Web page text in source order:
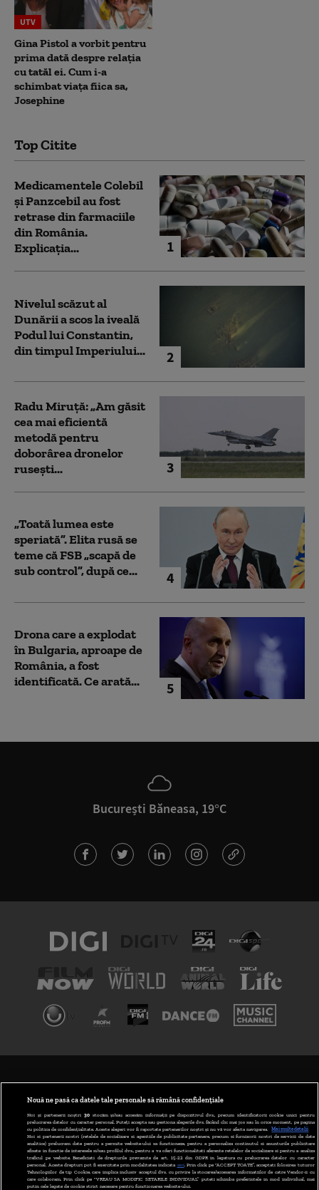
UTV
Gina Pistol a vorbit pentru
prima dată despre relația
cu tatăl ei. Cum i-a
schimbat viața fiica sa,
Josephine
Top Citite
1
Medicamentele Colebil
și Panzcebil au fost
retrase din farmaciile
din România.
Explicația...
2
Nivelul scăzut al
Dunării a scos la iveală
Podul lui Constantin,
din timpul Imperiului...
3
Radu Miruță: „Am găsit
cea mai eficientă
metodă pentru
doborârea dronelor
rusești...
4
„Toată lumea este
speriată”. Elita rusă se
teme că FSB „scapă de
sub control”, după ce...
5
Drona care a explodat
în Bulgaria, aproape de
România, a fost
identificată. Ce arată...
București Băneasa, 19°C
ABONARE DIGI TV
GESTIONAȚI PREFERINȚELE
CODUL DIGI24
Nouă ne pasă ca datele tale personale să rămână confidențiale
Noi și partenerii noștri 30stocăm și/sau accesăm informații pe dispozitivul dvs., precum identificatorii cookie unici pentru
prelucrarea datelor cu caracter personal. Puteți accepta sau gestiona alegerile dvs. făcând clic mai jos sau în orice moment, pe pagina
cu politica de confidențialitate. Aceste alegeri vor fi raportate partenerilor noștri și nu vă vor afecta navigarea.
Mai multe detalii
Noi si partenerii nostri (retelele de socializare si agentiile de publicitate partenere, precum si furnizorii nostri de servicii de date
analitice) prelucram date pentru a permite website-ului sa functioneze, pentru a personaliza continutul si anunturile publicitare
afisate in functie de interesele si/sau profilul dvs., pentru a va oferi functionalitati aferente retelelor de socializare si pentru a analiza
traficul pe website. Beneficiati de drepturile prevazute de art. 15-22 din GDPR in legatura cu prelucrarea datelor cu caracter
personal. Aceste drepturi pot fi exercitate prin modalitatea indicata aici. Prin click pe “ACCEPT TOATE”, acceptati folosirea tuturor
Tehnologiilor de tip Cookie, care implica inclusiv acceptul dvs. cu privire la stocarea/accesarea informatiilor de catre Vendor-ii cu
care colaboram. Prin click pe “VREAU SA MODIFIC SETARILE INDIVIDUAL” puteti schimba preferintele in mod individual, mai
putin cele legate de cookie strict necesare pentru functionarea website-ului.